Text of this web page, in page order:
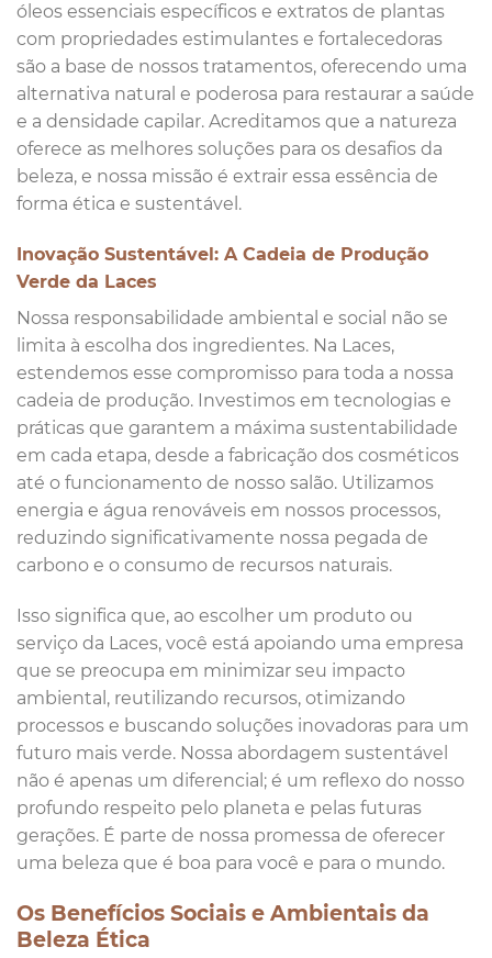
óleos essenciais específicos e extratos de plantas
com propriedades estimulantes e fortalecedoras
são a base de nossos tratamentos, oferecendo uma
alternativa natural e poderosa para restaurar a saúde
e a densidade capilar. Acreditamos que a natureza
oferece as melhores soluções para os desafios da
beleza, e nossa missão é extrair essa essência de
forma ética e sustentável.
Inovação Sustentável: A Cadeia de Produção
Verde da Laces
Nossa responsabilidade ambiental e social não se
limita à escolha dos ingredientes. Na Laces,
estendemos esse compromisso para toda a nossa
cadeia de produção. Investimos em tecnologias e
práticas que garantem a máxima sustentabilidade
em cada etapa, desde a fabricação dos cosméticos
até o funcionamento de nosso salão. Utilizamos
energia e água renováveis em nossos processos,
reduzindo significativamente nossa pegada de
carbono e o consumo de recursos naturais.
Isso significa que, ao escolher um produto ou
serviço da Laces, você está apoiando uma empresa
que se preocupa em minimizar seu impacto
ambiental, reutilizando recursos, otimizando
processos e buscando soluções inovadoras para um
futuro mais verde. Nossa abordagem sustentável
não é apenas um diferencial; é um reflexo do nosso
profundo respeito pelo planeta e pelas futuras
gerações. É parte de nossa promessa de oferecer
uma beleza que é boa para você e para o mundo.
Os Benefícios Sociais e Ambientais da
Beleza Ética